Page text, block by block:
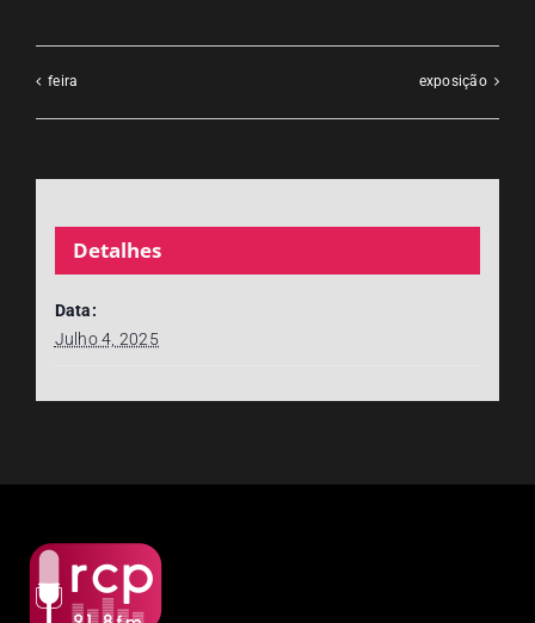
feira exposição
Detalhes
Data:
Julho 4, 2025